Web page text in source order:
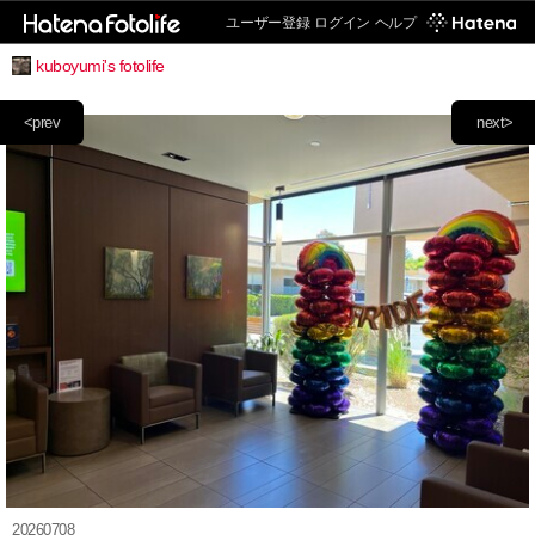
ユーザー登録 ログイン ヘルプ
kuboyumi's fotolife
next>
<prev
20260708